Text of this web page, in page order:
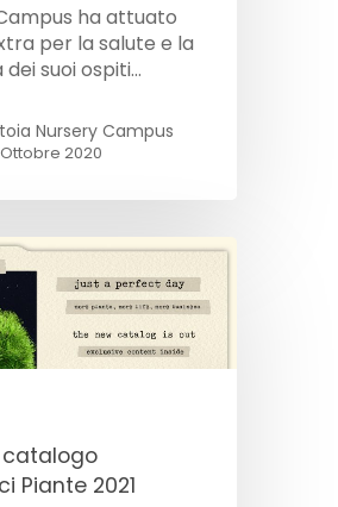
ha attuato
per la salute e la
dei suoi ospiti…
Nursery Campus
2020
catalogo
Piante 2021